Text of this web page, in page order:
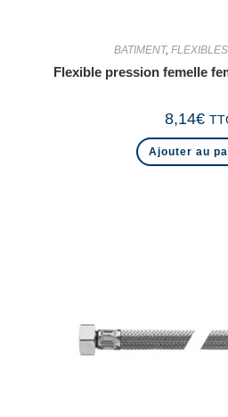
BATIMENT,
Flexible pression femelle
8,14€
Ajouter au